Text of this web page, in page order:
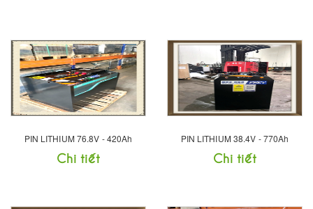
PIN LITHIUM 76.8V - 420Ah
Chi tiết
PIN LITHIUM 38.4V - 770Ah
Chi tiết